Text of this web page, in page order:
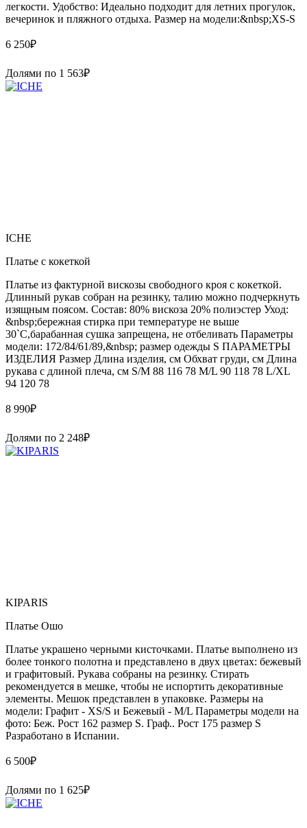
легкости. Удобство: Идеально подходит для летних прогулок,
вечеринок и пляжного отдыха. Размер на модели:&nbsp;XS-S
6 250₽
Долями по 1 563₽
ICHE
Платье с кокеткой
Платье из фактурной вискозы свободного кроя с кокеткой.
Длинный рукав собран на резинку, талию можно подчеркнуть
изящным поясом. Состав: 80% вискоза 20% полиэстер Уход:
&nbsp;бережная стирка при температуре не выше
30`C,барабанная сушка запрещена, не отбеливать Параметры
модели: 172/84/61/89,&nbsp; размер одежды S ПАРАМЕТРЫ
ИЗДЕЛИЯ Размер Длина изделия, см Обхват груди, см Длина
рукава с длиной плеча, см S/M 88 116 78 M/L 90 118 78 L/XL
94 120 78
8 990₽
Долями по 2 248₽
KIPARIS
Платье Ошо
Платье украшено черными кисточками. Платье выполнено из
более тонкого полотна и представлено в двух цветах: бежевый
и графитовый. Рукава собраны на резинку. Стирать
рекомендуется в мешке, чтобы не испортить декоративные
элементы. Мешок представлен в упаковке. Размеры на
модели: Графит - XS/S и Бежевый - M/L Параметры модели на
фото: Беж. Рост 162 размер S. Граф.. Рост 175 размер S
Paзpaботaно в Иcпaнии.
6 500₽
Долями по 1 625₽